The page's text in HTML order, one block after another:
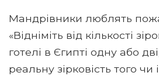
Мандрівники люблять
«Відніміть від кількості
готелі в Єгипті одну або
реальну зірковість того чи